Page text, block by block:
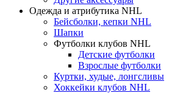
Одежда и атрибутика NHL
Бейсболки, кепки NHL
Шапки
Футболки клубов NHL
Детские футболки
Взрослые футболки
Куртки, худые, лонгсливы
Хоккейки клубов NHL